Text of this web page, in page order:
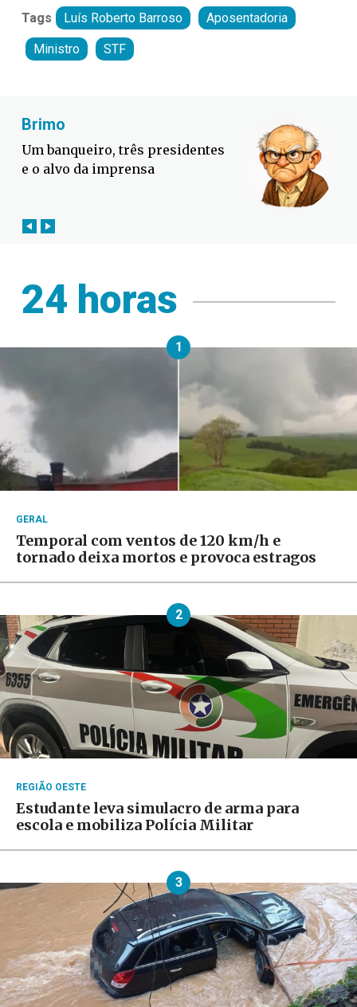
Tags Luís Roberto Barroso Aposentadoria
Ministro STF
Fabiano Bordignon
Defesa Civil lança campanha
contra o El Niño em SC
24 horas
1
GERAL
Temporal com ventos de 120 km/h e
tornado deixa mortos e provoca estragos
2
REGIÃO OESTE
Estudante leva simulacro de arma para
escola e mobiliza Polícia Militar
3